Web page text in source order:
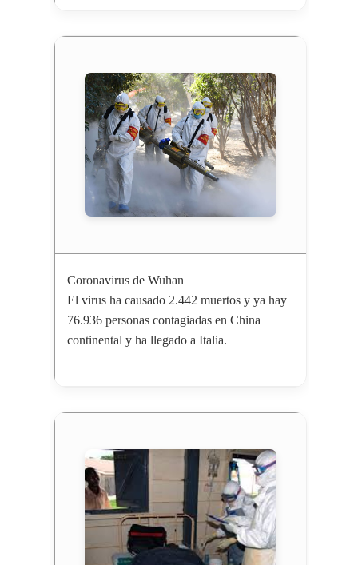
Coronavirus de Wuhan
El virus ha causado 2.442 muertos y ya hay
76.936 personas contagiadas en China
continental y ha llegado a Italia.